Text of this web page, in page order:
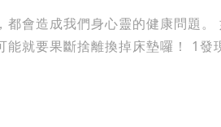
心靈的健康問題。 如何判斷該汰換床墊呢？
床墊囉！ 1發現比以往睡覺時輾轉難眠、